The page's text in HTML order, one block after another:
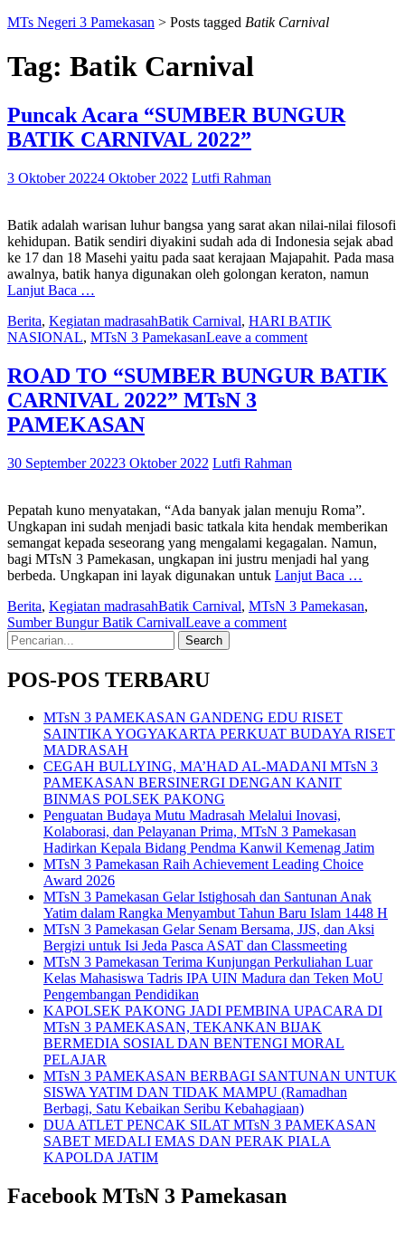
MTs Negeri 3 Pamekasan > Posts tagged Batik Carnival
Tag: Batik Carnival
Puncak Acara “SUMBER BUNGUR
BATIK CARNIVAL 2022”
3 Oktober 20224 Oktober 2022 Lutfi Rahman
Batik adalah warisan luhur bangsa yang sarat akan nilai-nilai filosofi
kehidupan. Batik sendiri diyakini sudah ada di Indonesia sejak abad
ke 17 dan 18 Masehi yaitu pada saat kerajaan Majapahit. Pada masa
awalnya, batik hanya digunakan oleh golongan keraton, namun
Lanjut Baca …
Berita, Kegiatan madrasahBatik Carnival, HARI BATIK
NASIONAL, MTsN 3 PamekasanLeave a comment
ROAD TO “SUMBER BUNGUR BATIK
CARNIVAL 2022” MTsN 3
PAMEKASAN
30 September 20223 Oktober 2022 Lutfi Rahman
Pepatah kuno menyatakan, “Ada banyak jalan menuju Roma”.
Ungkapan ini sudah menjadi basic tatkala kita hendak memberikan
semangat kepada seseorang yang mengalami kegagalan. Namun,
bagi MTsN 3 Pamekasan, ungkapan ini justru menjadi hal yang
berbeda. Ungkapan ini layak digunakan untuk Lanjut Baca …
Berita, Kegiatan madrasahBatik Carnival, MTsN 3 Pamekasan,
Sumber Bungur Batik CarnivalLeave a comment
Search
for:
POS-POS TERBARU
MTsN 3 PAMEKASAN GANDENG EDU RISET
SAINTIKA YOGYAKARTA PERKUAT BUDAYA RISET
MADRASAH
CEGAH BULLYING, MA’HAD AL-MADANI MTsN 3
PAMEKASAN BERSINERGI DENGAN KANIT
BINMAS POLSEK PAKONG
Penguatan Budaya Mutu Madrasah Melalui Inovasi,
Kolaborasi, dan Pelayanan Prima, MTsN 3 Pamekasan
Hadirkan Kepala Bidang Pendma Kanwil Kemenag Jatim
MTsN 3 Pamekasan Raih Achievement Leading Choice
Award 2026
MTsN 3 Pamekasan Gelar Istighosah dan Santunan Anak
Yatim dalam Rangka Menyambut Tahun Baru Islam 1448 H
MTsN 3 Pamekasan Gelar Senam Bersama, JJS, dan Aksi
Bergizi untuk Isi Jeda Pasca ASAT dan Classmeeting
MTsN 3 Pamekasan Terima Kunjungan Perkuliahan Luar
Kelas Mahasiswa Tadris IPA UIN Madura dan Teken MoU
Pengembangan Pendidikan
KAPOLSEK PAKONG JADI PEMBINA UPACARA DI
MTsN 3 PAMEKASAN, TEKANKAN BIJAK
BERMEDIA SOSIAL DAN BENTENGI MORAL
PELAJAR
MTsN 3 PAMEKASAN BERBAGI SANTUNAN UNTUK
SISWA YATIM DAN TIDAK MAMPU (Ramadhan
Berbagi, Satu Kebaikan Seribu Kebahagiaan)
DUA ATLET PENCAK SILAT MTsN 3 PAMEKASAN
SABET MEDALI EMAS DAN PERAK PIALA
KAPOLDA JATIM
Facebook MTsN 3 Pamekasan